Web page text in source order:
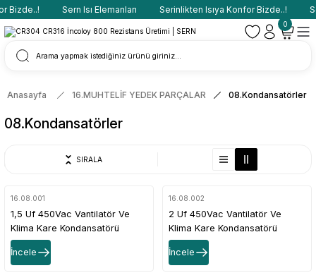
Bizde..! Sern Isı Elemanları Serinlikten Isıya Konfor Bizde..!
0
Anasayfa 16.MUHTELİF YEDEK PARÇALAR 08.Kondansatörler
08.Kondansatörler
SIRALA
16.08.001
1,5 Uf 450Vac Vantilatör Ve
Klima Kare Kondansatörü
İncele
16.08.002
2 Uf 450Vac Vantilatör Ve
Klima Kare Kondansatörü
İncele